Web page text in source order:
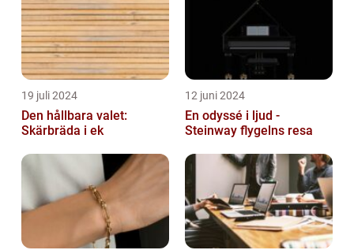
19 juli 2024
Den hållbara valet:
Skärbräda i ek
12 juni 2024
En odyssé i ljud -
Steinway flygelns resa